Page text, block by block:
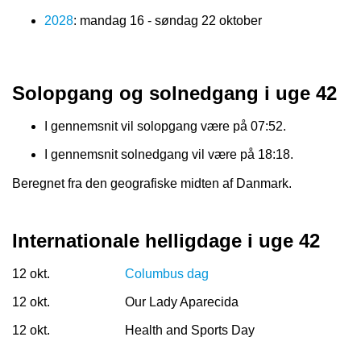
2028: mandag 16 - søndag 22 oktober
Solopgang og solnedgang i uge 42
I gennemsnit vil solopgang være på 07:52.
I gennemsnit solnedgang vil være på 18:18.
Beregnet fra den geografiske midten af Danmark.
Internationale helligdage i uge 42
12 okt. Columbus dag
12 okt. Our Lady Aparecida
12 okt. Health and Sports Day